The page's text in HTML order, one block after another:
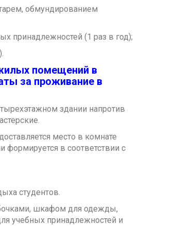
обмундированием
принадлежностей (1 раз в год);
помещений в
за проживание в
здании напротив
место в комнате
в соответствии с
студентов.
шкафом для одежды,
учебных принадлежностей и